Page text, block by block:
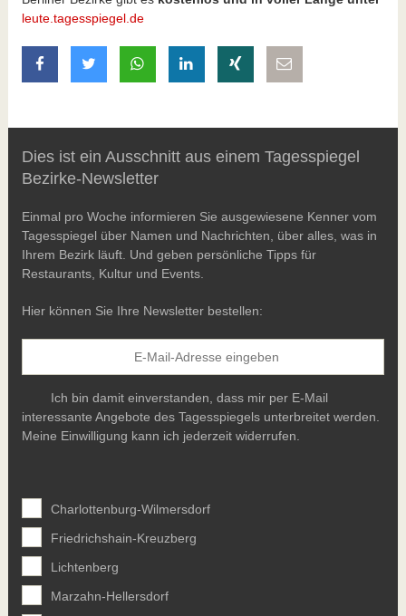
leute.tagesspiegel.de
auf Facebook teilen
auf Twitter teilenmit Whatsapp teilen
auf LinkedIn teilen
auf Xing teilen
Dies ist ein Ausschnitt aus einem Tagesspiegel
Bezirke-Newsletter
Einmal pro Woche informieren Sie ausgewiesene Kenner vom
Tagesspiegel über Namen und Nachrichten, über alles, was in
Ihrem Bezirk läuft. Und geben persönliche Tipps für
Restaurants, Kultur und Events.
Hier können Sie Ihre Newsletter bestellen:
Ich bin damit einverstanden, dass mir per E-Mail
interessante Angebote des Tagesspiegels unterbreitet werden.
Meine Einwilligung kann ich jederzeit widerrufen.
Charlottenburg-Wilmersdorf
Friedrichshain-Kreuzberg
Lichtenberg
Marzahn-Hellersdorf